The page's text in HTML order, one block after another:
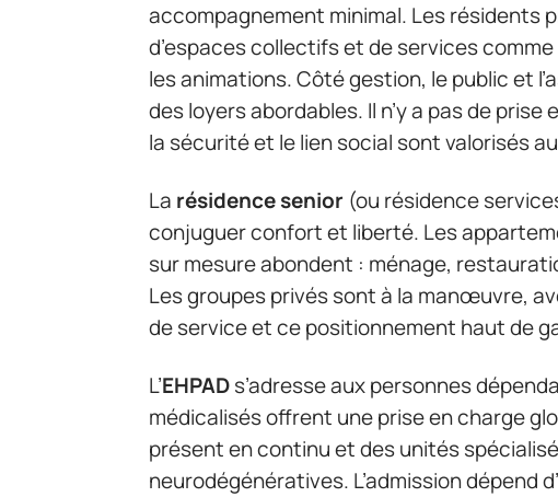
accompagnement minimal. Les résidents
d’espaces collectifs et de services
les animations. Côté gestion, le public et
des loyers abordables. Il n’y a pas de
la sécurité et le lien social sont valorisés
La résidence senior (ou résidence
conjuguer confort et liberté. Les
sur mesure abondent : ménage,
Les groupes privés sont à la manœuvre,
de service et ce positionnement haut de
L’EHPADs’adresse aux personnes
médicalisés offrent une prise en charge
présent en continu et des unités
neurodégénératives. L’admission dépend